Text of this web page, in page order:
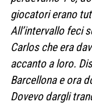
giocatori erano
All’intervallo feci
Carlos che era
accanto a loro.
Barcellona e ora
Dovevo dargli